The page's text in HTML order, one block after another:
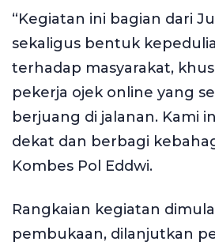
“Kegiatan ini bagian dari
sekaligus bentuk
terhadap masyarakat,
pekerja ojek online yang
berjuang di jalanan. Kami
dekat dan berbagi
Kombes Pol Eddwi.
Rangkaian kegiatan
pembukaan, dilanjutkan